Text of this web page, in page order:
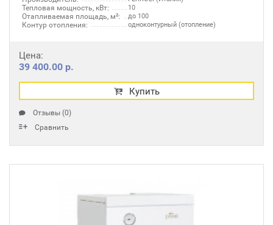
Тепловая мощность, кВт: 10
Отапливаемая площадь, м²: до 100
Контур отопления: одноконтурный (отопление)
Цена:
39 400.00 р.
Купить
Отзывы (0)
Сравнить